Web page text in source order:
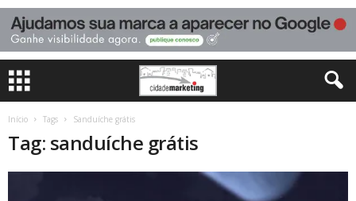
Início Tags Sanduíche grátis
Tag: sanduíche grátis